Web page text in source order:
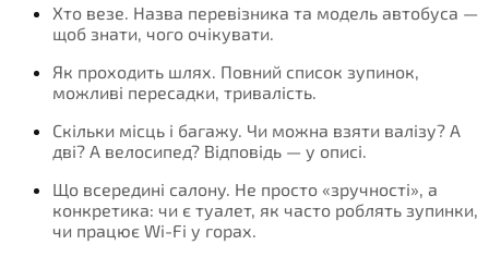
Хто везе. Назва перевізника та модель автобуса —
щоб знати, чого очікувати.
Як проходить шлях. Повний список зупинок,
можливі пересадки, тривалість.
Скільки місць і багажу. Чи можна взяти валізу? А
дві? А велосипед? Відповідь — у описі.
Що всередині салону. Не просто «зручності», а
конкретика: чи є туалет, як часто роблять зупинки,
чи працює Wi-Fi у горах.